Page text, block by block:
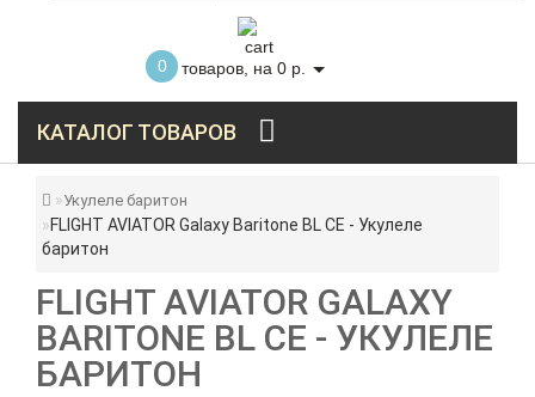
0 товаров, на 0 р.
КАТАЛОГ ТОВАРОВ
Укулеле баритон
FLIGHT AVIATOR Galaxy Baritone BL CE - Укулеле
баритон
FLIGHT AVIATOR GALAXY
BARITONE BL CE - УКУЛЕЛЕ
БАРИТОН